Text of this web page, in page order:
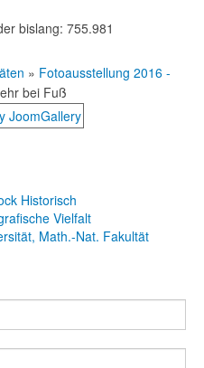
bislang: 755.981
» Fotoausstellung 2016 -
bei Fuß
Historisch
Vielfalt
Math.-Nat. Fakultät